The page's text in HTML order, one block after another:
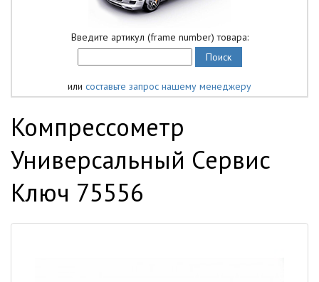
Введите артикул (frame number) товара:
или составьте запрос нашему менеджеру
Компрессометр
Универсальный Сервис
Ключ 75556